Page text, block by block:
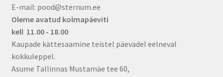
E-mail: pood@sternum.ee
Oleme avatud kolmapäeviti
kell 11.00 - 18.00
Kaupade kättesaamine teistel päevadel eelneval
kokkuleppel.
Asume Tallinnas Mustamäe tee 60,